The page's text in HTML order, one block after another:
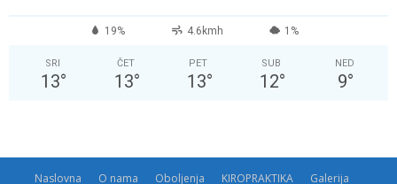
19% 4.6kmh 1%
SRI
13°
ČET
13°
PET
13°
SUB
12°
NED
9°
Naslovna O nama Oboljenja KIROPRAKTIKA Galerija